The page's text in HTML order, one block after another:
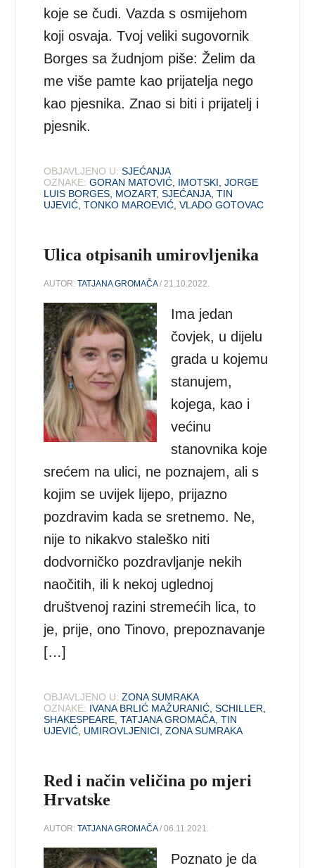
koje se čudi. Vazda s osmijehom
koji osvaja. Tvoj veliki sugovornik
Borges sa žudnjom piše: Želim da
me više pamte kao prijatelja nego
kao pjesnika. Znao si biti i prijatelj i
pjesnik.
OBJAVLJENO U: SJEĆANJA
OZNAKE: GORAN MATOVIĆ, IMOTSKI,JORGE
LUIS BORGES, MOZART,SJEĆANJA,TIN
UJEVIĆ,TONKO MAROEVIĆ,VLADO GOTOVAC
Ulica otpisanih umirovljenika
AUTOR:TATJANA GROMAČA/ 21.10.2022.
Ima jedan
čovjek, u dijelu
grada u kojemu
stanujem,
kojega, kao i
većinu
stanovnika koje
srećem na ulici, ne poznajem, ali s
kojim se uvijek lijepo, prijazno
pozdravim kada se sretnemo. Ne,
nije to nikakvo staleško niti
dodvorničko pozdravljanje nekih
naočitih, ili k nekoj uglednoj
društvenoj razini stremećih lica, to
je, prije, ono Tinovo, prepoznavanje
[…]
OBJAVLJENO U: ZONA SUMRAKA
OZNAKE: IVANA BRLIĆ MAŽURANIĆ,SCHILLER,
SHAKESPEARE,TATJANA GROMAČA,TIN
UJEVIĆ, UMIROVLJENICI,ZONA SUMRAKA
Red i način veličina po mjeri
Hrvatske
AUTOR:TATJANA GROMAČA/ 06.11.2021.
Poznato je da